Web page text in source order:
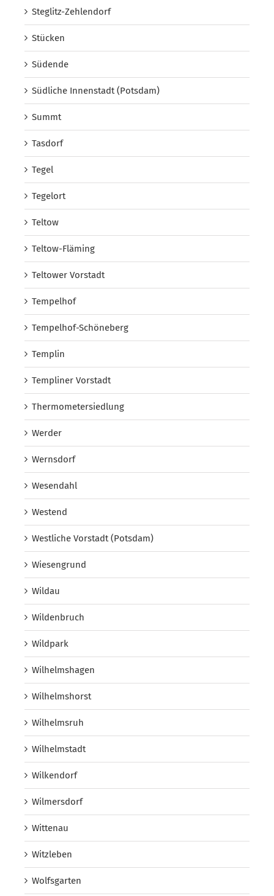
Steglitz-Zehlendorf
Stücken
Südende
Südliche Innenstadt (Potsdam)
Summt
Tasdorf
Tegel
Tegelort
Teltow
Teltow-Fläming
Teltower Vorstadt
Tempelhof
Tempelhof-Schöneberg
Templin
Templiner Vorstadt
Thermometersiedlung
Werder
Wernsdorf
Wesendahl
Westend
Westliche Vorstadt (Potsdam)
Wiesengrund
Wildau
Wildenbruch
Wildpark
Wilhelmshagen
Wilhelmshorst
Wilhelmsruh
Wilhelmstadt
Wilkendorf
Wilmersdorf
Wittenau
Witzleben
Wolfsgarten